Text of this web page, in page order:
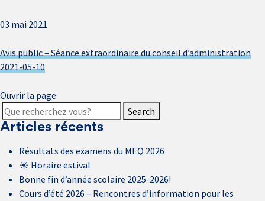
03 mai 2021
Avis public – Séance extraordinaire du conseil d’administration
2021-05-10
Ouvrir la page
Search
Articles récents
Résultats des examens du MEQ 2026
☀️ Horaire estival
Bonne fin d’année scolaire 2025-2026!
Cours d’été 2026 – Rencontres d’information pour les